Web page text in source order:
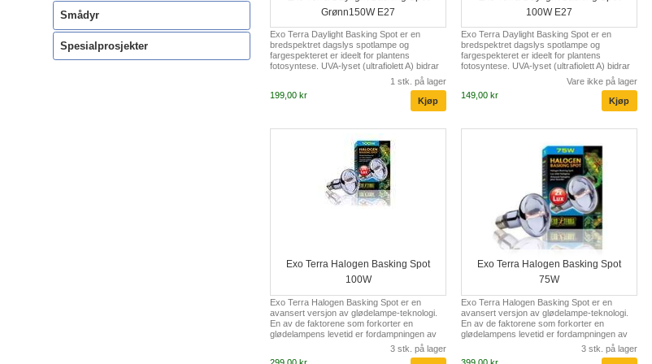
Grønn150W E27
Exo Terra Daylight Basking Spot er en
bredspektret dagslys spotlampe og
fargespekteret er ideelt for plantens
fotosyntese. UVA-lyset (ultrafiolett A) bidrar
til reptilernes fysiologiske velvære. Pæren
tillater en å lede varmen og lyset i en
bestemt retning for å skape en konsentrert
solplass i terrariet. Kan kombineres med
for en 24-timers syklus Bredspektrum
dagslyslampe for terrarier Oppretter en
"solplass" for termoregulering Øker
1 stk. på lager
199,00 kr
100W E27
Exo Terra Daylight Basking Spot er en
bredspektret dagslys spotlampe og
fargespekteret er ideelt for plantens
fotosyntese. UVA-lyset (ultrafiolett A) bidrar
til reptilernes fysiologiske velvære. Pæren
tillater en å lede varmen og lyset i en
bestemt retning for å skape en konsentrert
solplass i terrariet. Kan kombineres med
for en 24-timers syklus Bredspektrum
"solplass" for termoregulering Øker
Vare ikke på lager
149,00 kr
Exo Terra Halogen Basking Spot
100W
Exo Terra Halogen Basking Spot er en
avansert versjon av glødelampe-teknologi.
En av de faktorene som forkorter en
glødelampens levetid er fordampningen av
wolframen i pæren. Ved å legge til
halogengass i pæren fjernes en kjemisk
3 stk. på lager
Exo Terra Halogen Basking Spot
75W
Exo Terra Halogen Basking Spot er en
avansert versjon av glødelampe-teknologi.
En av de faktorene som forkorter en
glødelampens levetid er fordampningen av
wolframen i pæren. Ved å legge til
halogengass i pæren fjernes en kjemisk
3 stk. på lager
Smådyr
Spesialprosjekter